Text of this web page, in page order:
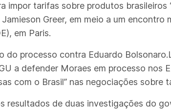
impor tarifas sobre produtos brasileiros
Greer, em meio a um encontro
em Paris.
do processo contra Eduardo
a defender Moraes em processo nos
com o Brasil” nas negociações sobre
resultados de duas investigações do